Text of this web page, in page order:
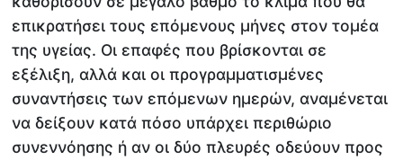
επικρατήσει τους επόμενους μήνες στον τομέα
της υγείας. Οι επαφές που βρίσκονται σε
εξέλιξη, αλλά και οι προγραμματισμένες
συναντήσεις των επόμενων ημερών, αναμένεται
να δείξουν κατά πόσο υπάρχει περιθώριο
συνεννόησης ή αν οι δύο πλευρές οδεύουν προς